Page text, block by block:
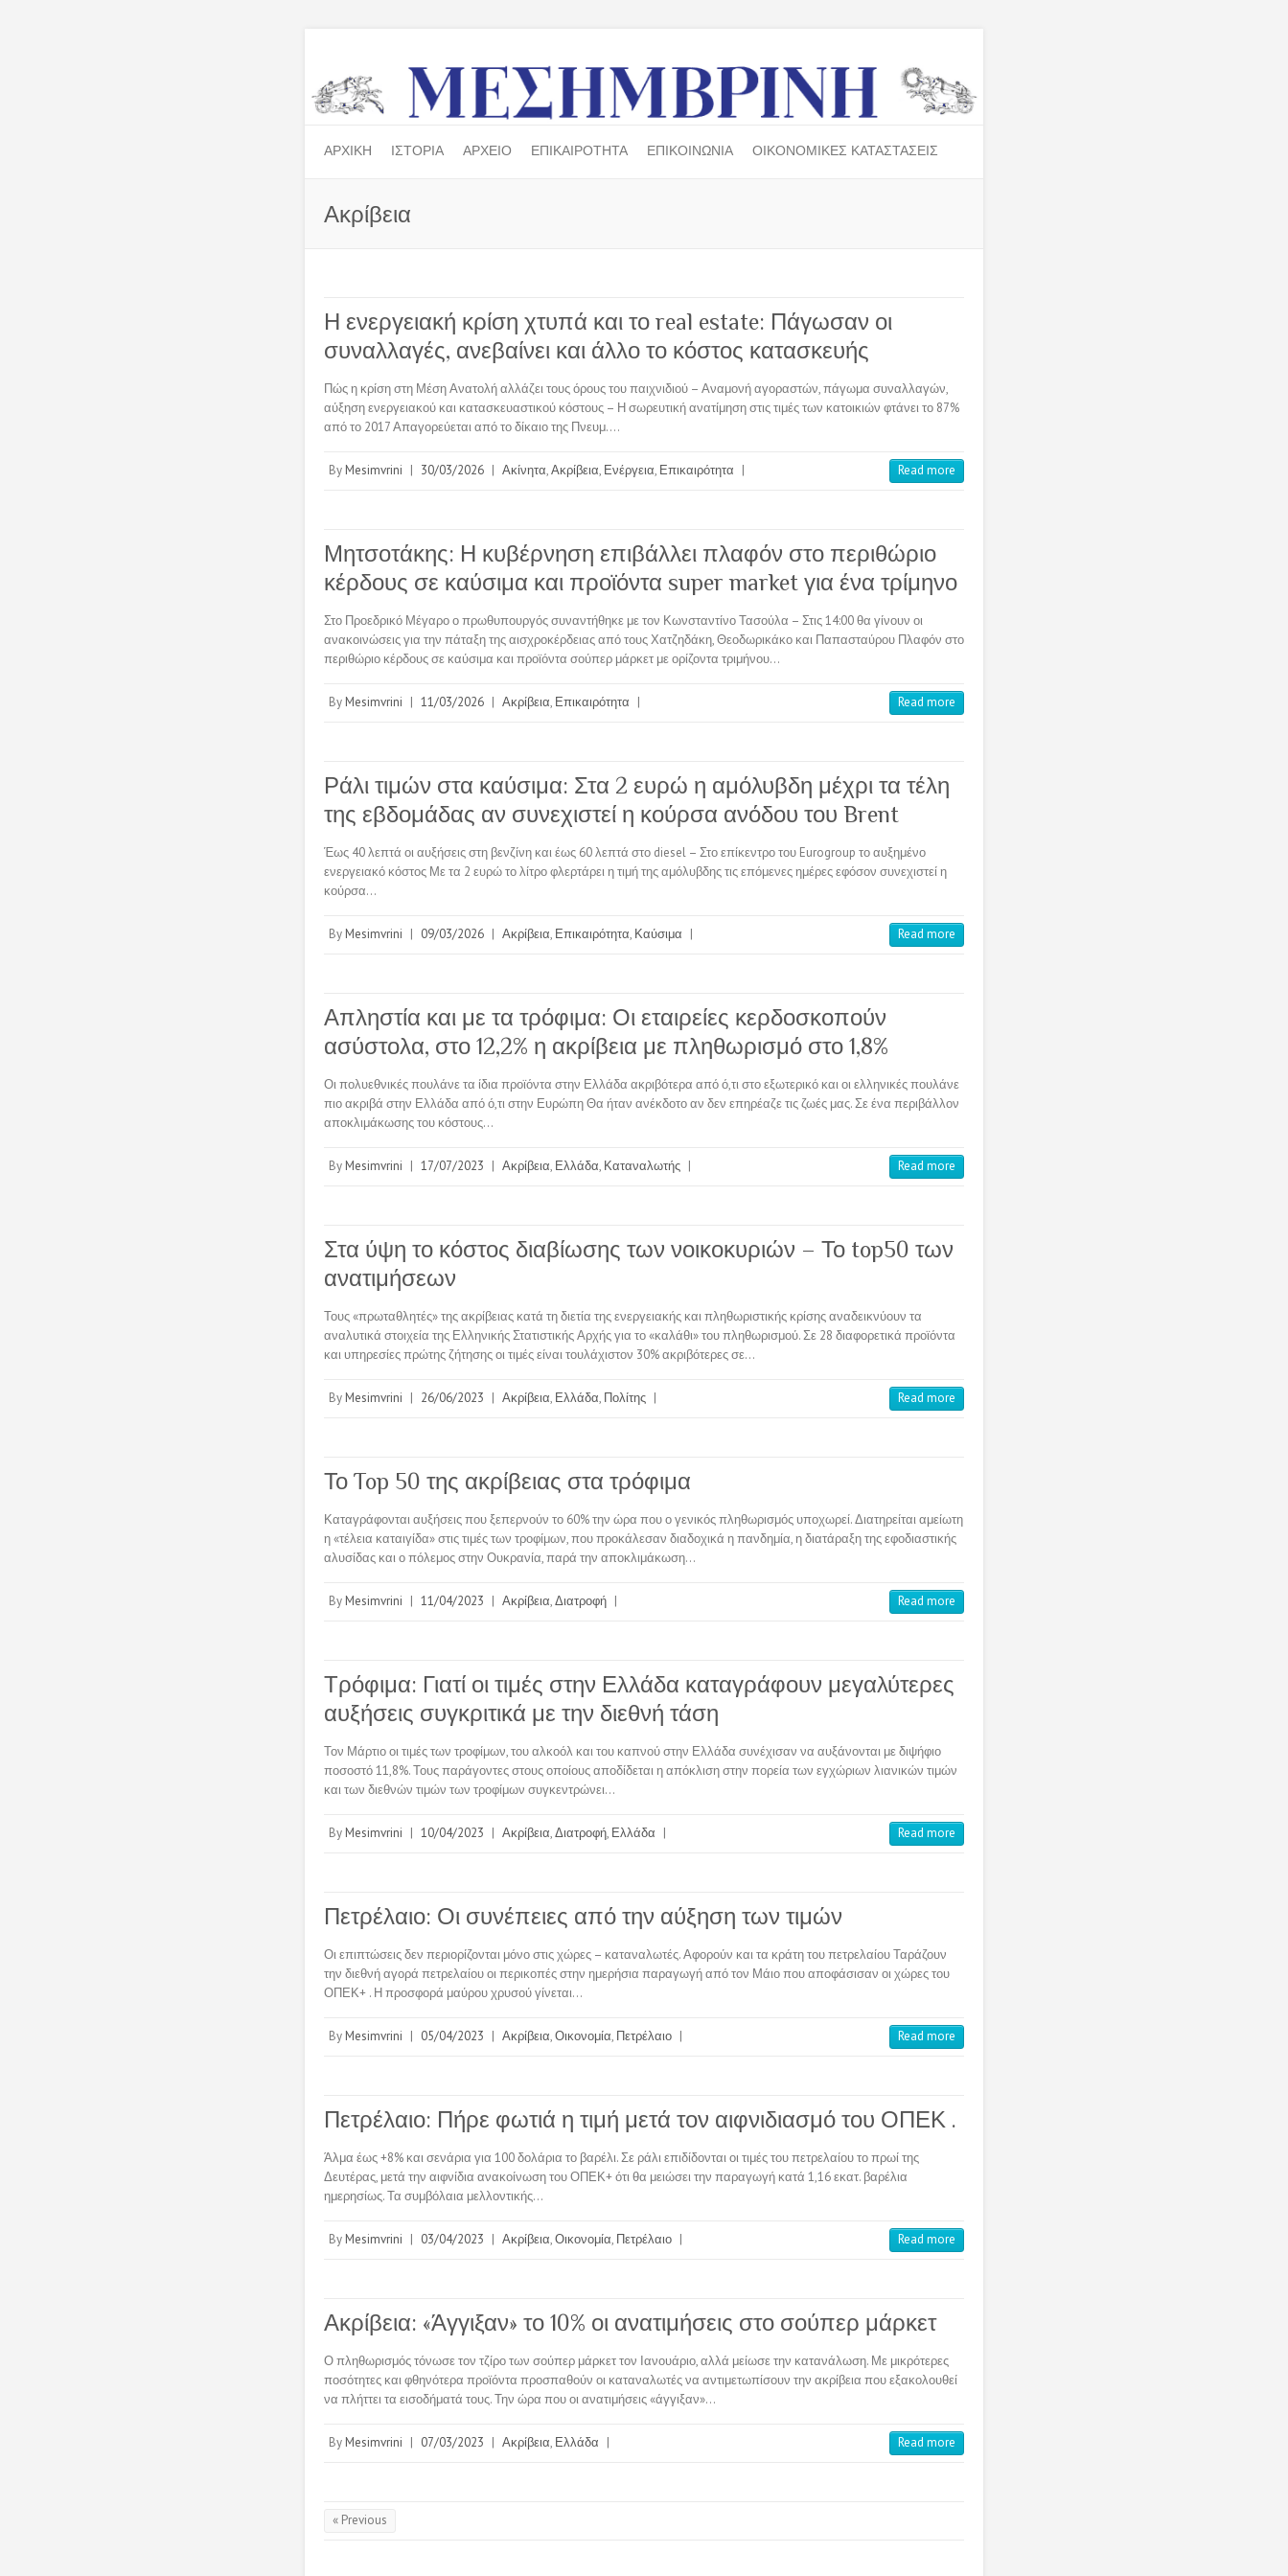
ΑΡΧΙΚΗ ΙΣΤΟΡΙΑ ΑΡΧΕΙΟ ΕΠΙΚΑΙΡΟΤΗΤΑ ΕΠΙΚΟΙΝΩΝΙΑ ΟΙΚΟΝΟΜΙΚΕΣ ΚΑΤΑΣΤΑΣΕΙΣ
Ακρίβεια
Η ενεργειακή κρίση χτυπά και το real estate: Πάγωσαν οι
συναλλαγές, ανεβαίνει και άλλο το κόστος κατασκευής
Πώς η κρίση στη Μέση Ανατολή αλλάζει τους όρους του παιχνιδιού – Αναμονή αγοραστών, πάγωμα συναλλαγών,
αύξηση ενεργειακού και κατασκευαστικού κόστους – Η σωρευτική ανατίμηση στις τιμές των κατοικιών φτάνει το 87%
από το 2017 Απαγορεύεται από το δίκαιο της Πνευμ.…
By Mesimvrini | 30/03/2026 | Ακίνητα,Ακρίβεια, Ενέργεια, Επικαιρότητα | Read more
Μητσοτάκης: Η κυβέρνηση επιβάλλει πλαφόν στο περιθώριο
κέρδους σε καύσιμα και προϊόντα super market για ένα τρίμηνο
Στο Προεδρικό Μέγαρο ο πρωθυπουργός συναντήθηκε με τον Κωνσταντίνο Τασούλα – Στις 14:00 θα γίνουν οι
ανακοινώσεις για την πάταξη της αισχροκέρδειας από τους Χατζηδάκη, Θεοδωρικάκο και Παπασταύρου Πλαφόν στο
περιθώριο κέρδους σε καύσιμα και προϊόντα σούπερ μάρκετ με ορίζοντα τριμήνου…
By Mesimvrini | 11/03/2026 | Ακρίβεια, Επικαιρότητα | Read more
Ράλι τιμών στα καύσιμα: Στα 2 ευρώ η αμόλυβδη μέχρι τα τέλη
της εβδομάδας αν συνεχιστεί η κούρσα ανόδου του Brent
Έως 40 λεπτά οι αυξήσεις στη βενζίνη και έως 60 λεπτά στο diesel – Στο επίκεντρο του Eurogroup το αυξημένο
ενεργειακό κόστος Με τα 2 ευρώ το λίτρο φλερτάρει η τιμή της αμόλυβδης τις επόμενες ημέρες εφόσον συνεχιστεί η
κούρσα…
By Mesimvrini | 09/03/2026 | Ακρίβεια, Επικαιρότητα, Καύσιμα | Read more
Απληστία και με τα τρόφιμα: Οι εταιρείες κερδοσκοπούν
ασύστολα, στο 12,2% η ακρίβεια με πληθωρισμό στο 1,8%
Οι πολυεθνικές πουλάνε τα ίδια προϊόντα στην Ελλάδα ακριβότερα από ό,τι στο εξωτερικό και οι ελληνικές πουλάνε
πιο ακριβά στην Ελλάδα από ό,τι στην Ευρώπη Θα ήταν ανέκδοτο αν δεν επηρέαζε τις ζωές μας. Σε ένα περιβάλλον
αποκλιμάκωσης του κόστους…
By Mesimvrini | 17/07/2023 | Ακρίβεια, Ελλάδα, Καταναλωτής | Read more
Στα ύψη το κόστος διαβίωσης των νοικοκυριών – Το top50 των
ανατιμήσεων
Τους «πρωταθλητές» της ακρίβειας κατά τη διετία της ενεργειακής και πληθωριστικής κρίσης αναδεικνύουν τα
αναλυτικά στοιχεία της Ελληνικής Στατιστικής Αρχής για το «καλάθι» του πληθωρισμού. Σε 28 διαφορετικά προϊόντα
και υπηρεσίες πρώτης ζήτησης οι τιμές είναι τουλάχιστον 30% ακριβότερες σε…
By Mesimvrini | 26/06/2023 | Ακρίβεια, Ελλάδα, Πολίτης | Read more
Το Top 50 της ακρίβειας στα τρόφιμα
Καταγράφονται αυξήσεις που ξεπερνούν το 60% την ώρα που ο γενικός πληθωρισμός υποχωρεί. Διατηρείται αμείωτη
η «τέλεια καταιγίδα» στις τιμές των τροφίμων, που προκάλεσαν διαδοχικά η πανδημία, η διατάραξη της εφοδιαστικής
αλυσίδας και ο πόλεμος στην Ουκρανία, παρά την αποκλιμάκωση…
By Mesimvrini | 11/04/2023 | Ακρίβεια,Διατροφή | Read more
Τρόφιμα: Γιατί οι τιμές στην Ελλάδα καταγράφουν μεγαλύτερες
αυξήσεις συγκριτικά με την διεθνή τάση
Τον Μάρτιο οι τιμές των τροφίμων, του αλκοόλ και του καπνού στην Ελλάδα συνέχισαν να αυξάνονται με διψήφιο
ποσοστό 11,8%. Τους παράγοντες στους οποίους αποδίδεται η απόκλιση στην πορεία των εγχώριων λιανικών τιμών
και των διεθνών τιμών των τροφίμων συγκεντρώνει…
By Mesimvrini | 10/04/2023 | Ακρίβεια,Διατροφή, Ελλάδα | Read more
Πετρέλαιο: Οι συνέπειες από την αύξηση των τιμών
Οι επιπτώσεις δεν περιορίζονται μόνο στις χώρες – καταναλωτές. Αφορούν και τα κράτη του πετρελαίου Ταράζουν
την διεθνή αγορά πετρελαίου οι περικοπές στην ημερήσια παραγωγή από τον Μάιο που αποφάσισαν οι χώρες του
ΟΠΕΚ+ . Η προσφορά μαύρου χρυσού γίνεται…
By Mesimvrini | 05/04/2023 | Ακρίβεια,Οικονομία, Πετρέλαιο | Read more
Πετρέλαιο: Πήρε φωτιά η τιμή μετά τον αιφνιδιασμό του ΟΠΕΚ .
Άλμα έως +8% και σενάρια για 100 δολάρια το βαρέλι. Σε ράλι επιδίδονται οι τιμές του πετρελαίου το πρωί της
Δευτέρας, μετά την αιφνίδια ανακοίνωση του ΟΠΕΚ+ ότι θα μειώσει την παραγωγή κατά 1,16 εκατ. βαρέλια
ημερησίως. Τα συμβόλαια μελλοντικής…
By Mesimvrini | 03/04/2023 | Ακρίβεια,Οικονομία, Πετρέλαιο | Read more
Ακρίβεια: «Άγγιξαν» το 10% οι ανατιμήσεις στο σούπερ μάρκετ
Ο πληθωρισμός τόνωσε τον τζίρο των σούπερ μάρκετ τον Ιανουάριο, αλλά μείωσε την κατανάλωση. Με μικρότερες
ποσότητες και φθηνότερα προϊόντα προσπαθούν οι καταναλωτές να αντιμετωπίσουν την ακρίβεια που εξακολουθεί
να πλήττει τα εισοδήματά τους. Την ώρα που οι ανατιμήσεις «άγγιξαν»…
By Mesimvrini | 07/03/2023 | Ακρίβεια, Ελλάδα | Read more
« Previous